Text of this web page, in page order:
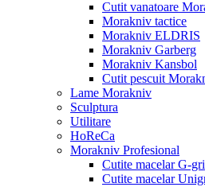
Cutit vanatoare
Morakniv tactice
Morakniv ELDRIS
Morakniv Garberg
Morakniv Kansbol
Cutit pescuit
Lame Morakniv
Sculptura
Utilitare
HoReCa
Morakniv Profesional
Cutite macelar G-
Cutite macelar